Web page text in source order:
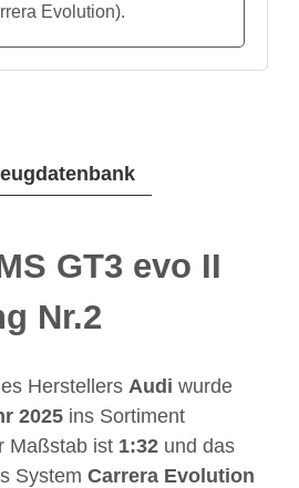
GT3 evo II
Nr.2
Herstellers Audi wurde
2025 ins Sortiment
Maßstab ist 1:32 und das
System Carrera Evolution
Evolution).